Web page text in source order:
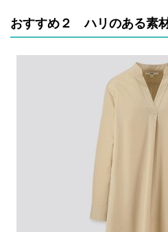
おすすめ２ ハリのある素